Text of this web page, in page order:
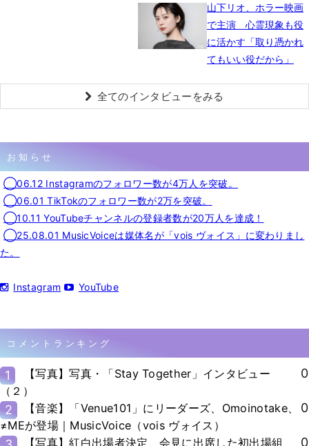
山下リオ、ホラー映画
で主演 心霊現象も役
に活かす「取り憑かれ
てもいい役だから」
全てのインタビューをみる
お知らせ
◯06.12 Instagramのフォロワー数が4万人を突破。
◯06.01 TikTokのフォロワー数が2万を突破。
◯10.11 YouTubeチャンネルの登録者数が20万人を達成！
◯25.08.01 MusicVoiceは媒体名が「vois ヴォイス」に変わりまし
た。
Instagram YouTube
コメントランキング
1
【写真】写真・「Stay Together」インタビュー
（２）
0
2
【音楽】「Venue101」にリーダーズ、Omoinotake、
≠MEが登場｜MusicVoice（vois ヴォイス）
0
【写真】紅白出場者決定、会見に出席した初出場組 0